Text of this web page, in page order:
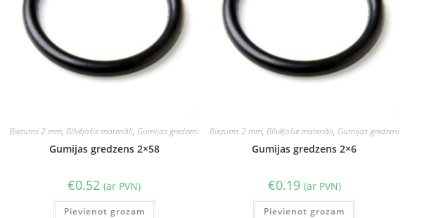
Biezums 2 mm,Blīvējošie materiāli, Gumijas gredzeni
Gumijas gredzens 2×58
€0.52 (ar PVN)
Pievienot grozam
Biezums 2 mm, Blīvējošie materiāli, Gumijas gredzeni
Gumijas gredzens 2×6
€0.19 (ar PVN)
Pievienot grozam